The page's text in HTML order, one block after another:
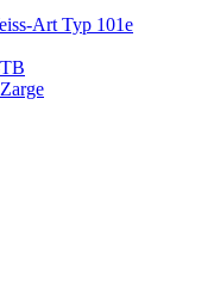
Art Typ 101e